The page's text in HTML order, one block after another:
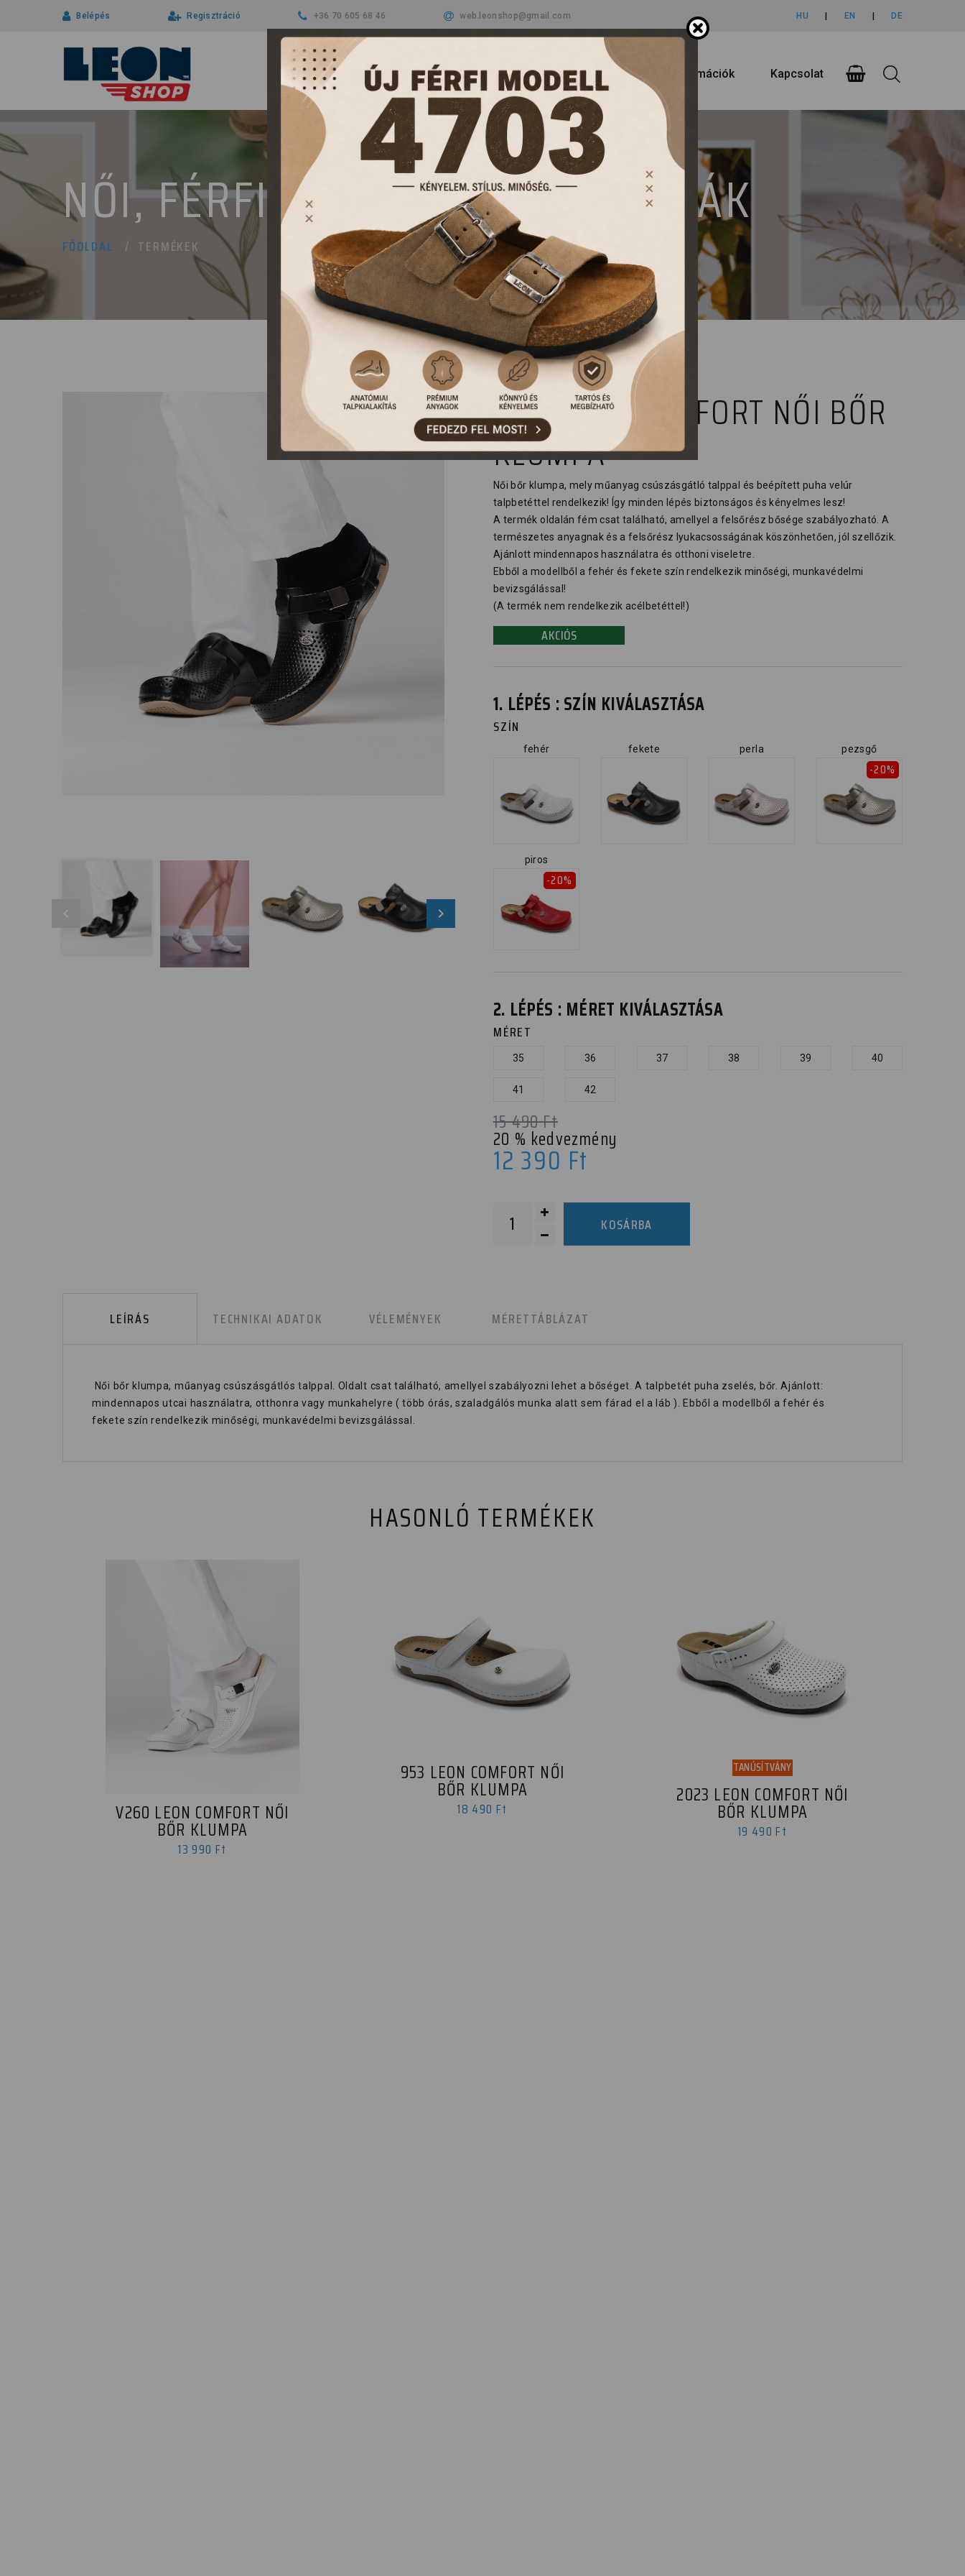
Belépés Regisztráció +36 70 605 68 46 web.leonshop@gmail.com HU EN DE
Cégünkről Termékeink Aktualitások Vásárlási információk Kapcsolat
NŐI, FÉRFI PAPUCSOK ÉS KLUMPÁK
FŐOLDAL TERMÉKEK
950 LEON COMFORT NŐI BŐR
KLUMPA
Női bőr klumpa, mely műanyag csúszásgátló talppal és beépített puha velúr
talpbetéttel rendelkezik! Így minden lépés biztonságos és kényelmes lesz!
A termék oldalán fém csat található, amellyel a felsőrész bősége szabályozható. A
természetes anyagnak és a felsőrész lyukacsosságának köszönhetően, jól szellőzik.
Ajánlott mindennapos használatra és otthoni viseletre.
Ebből a modellből a fehér és fekete szín rendelkezik minőségi, munkavédelmi
bevizsgálással!
(A termék nem rendelkezik acélbetéttel!)
AKCIÓS
1. LÉPÉS : SZÍN KIVÁLASZTÁSA
SZÍN
fehér fekete perla pezsgő
-20%
piros
-20%
2. LÉPÉS : MÉRET KIVÁLASZTÁSA
MÉRET
35 36 37 38 39 40
41 42
15 490Ft
20 % kedvezmény
12 390 Ft
KOSÁRBA
LEÍRÁS TECHNIKAI ADATOK VÉLEMÉNYEK MÉRETTÁBLÁZAT
Női bőr klumpa, műanyag csúszásgátlós talppal. Oldalt csat található, amellyel szabályozni lehet a bőséget. A talpbetét puha zselés, bőr. Ajánlott:
mindennapos utcai használatra, otthonra vagy munkahelyre ( több órás, szaladgálós munka alatt sem fárad el a láb ). Ebből a modellből a fehér és
fekete szín rendelkezik minőségi, munkavédelmi bevizsgálással.
HASONLÓ TERMÉKEK
V260 LEON COMFORT NŐI
BŐR KLUMPA
13 990 Ft
953 LEON COMFORT NŐI
BŐR KLUMPA
18 490 Ft
TANÚSÍTVÁNY
2023 LEON COMFORT NŐI
BŐR KLUMPA
19 490 Ft